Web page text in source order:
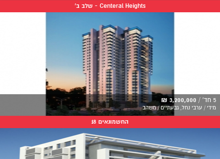
Centeral Heights - שלב ב'
5 חד' / 3,200,000 ₪
מידי / ערבי נחל, גבעתיים / משהב
החשמונאים 18